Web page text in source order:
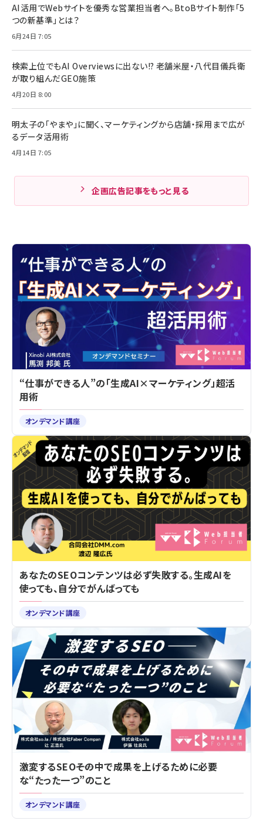
AI活用でWebサイトを優秀な営業担当者へ。BtoBサイト制作「5
つの新基準」とは？
6月24日 7:05
検索上位でもAI Overviewsに出ない!? 老舗米屋・八代目儀兵衛
が取り組んだGEO施策
4月20日 8:00
明太子の「やまや」に聞く、マーケティングから店舗・採用まで広が
るデータ活用術
4月14日 7:05
企画広告記事をもっと見る
“仕事ができる人”の「生成AI×マーケティング」超活
用術
オンデマンド講座
あなたのSEOコンテンツは必ず失敗する。生成AIを
使っても、自分でがんばっても
オンデマンド講座
激変するSEO――その中で成果を上げるために必要
な“たった一つ”のこと
オンデマンド講座